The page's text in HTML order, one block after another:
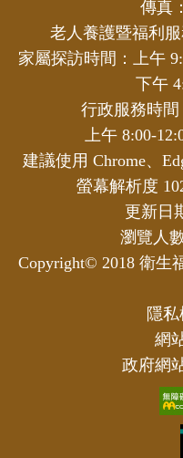
傳真
老人養護暨福利
家屬探訪時間：上午
下午
行政服務時
上午 8:00-
建議使用 Chrome、
螢幕解析度
更新日
瀏覽人
Copyright© 2018 衛生
隱
網
政府網